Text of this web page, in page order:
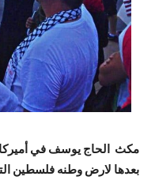
بعدها لارض وطنه فلسطين